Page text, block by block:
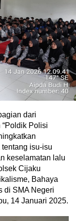
dari
Polisi
isu-isu
keselamatan lalu
Cijaku
Bahaya
di SMA Negeri
14 Januari 2025.